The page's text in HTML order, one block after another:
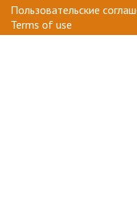
Пользовательские
Terms of use
ВОПРОСЫ-ОТВЕТЫ